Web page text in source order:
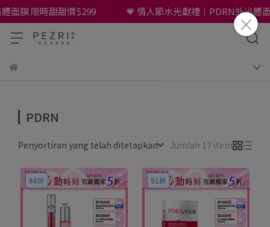
膜 限時甜甜價$299 💗 情人節水光獻禮｜PDRN外泌體面
PDRN
Penyortiran yang telah ditetapkan Jumlah 17 item
68折 51折